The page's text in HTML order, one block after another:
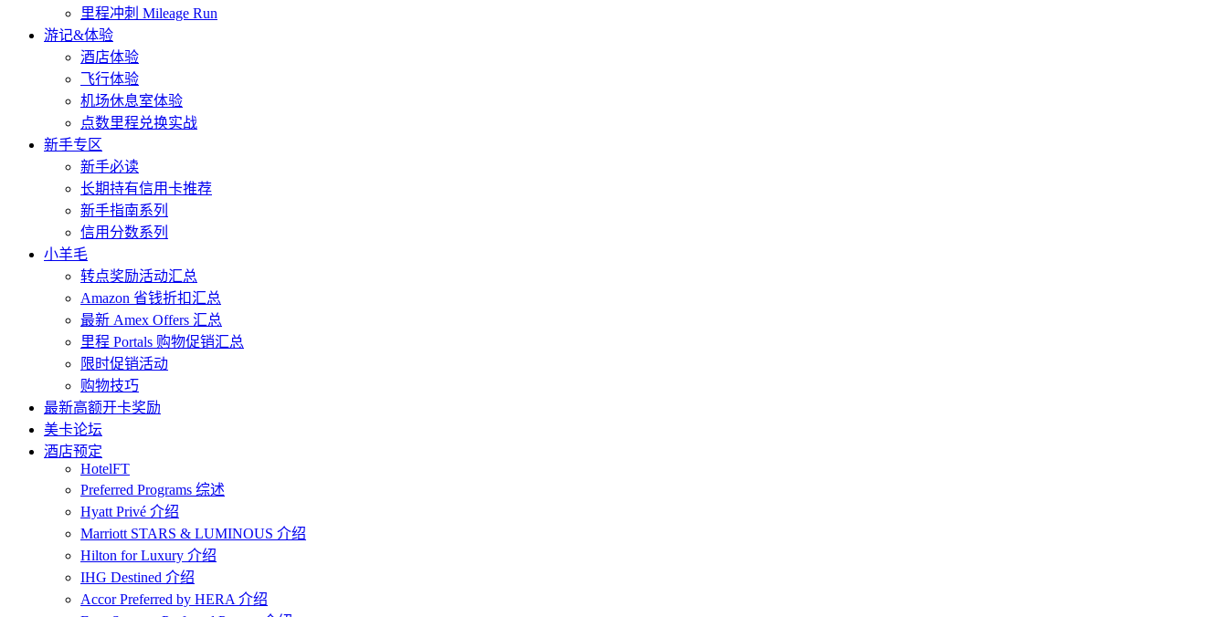
里程冲刺 Mileage Run
游记&体验
酒店体验
飞行体验
机场休息室体验
点数里程兑换实战
新手专区
新手必读
长期持有信用卡推荐
新手指南系列
信用分数系列
小羊毛
转点奖励活动汇总
Amazon 省钱折扣汇总
最新 Amex Offers 汇总
里程 Portals 购物促销汇总
限时促销活动
购物技巧
最新高额开卡奖励
美卡论坛
酒店预定
HotelFT
Preferred Programs 综述
Hyatt Privé 介绍
Marriott STARS & LUMINOUS 介绍
Hilton for Luxury 介绍
IHG Destined 介绍
Accor Preferred by HERA 介绍